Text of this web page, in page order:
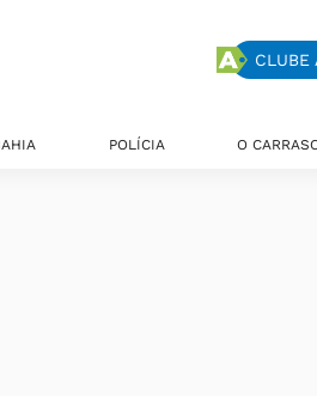
CLUBE
POLÍCIA O